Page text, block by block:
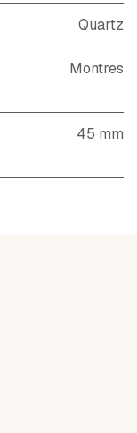
Quartz
Montres
45 mm